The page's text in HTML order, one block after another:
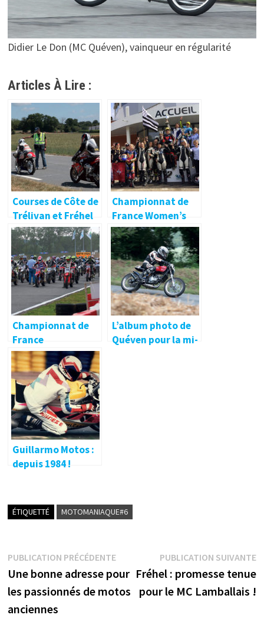
Didier Le Don (MC Quéven), vainqueur en régularité
Articles À Lire :
Courses de Côte de
Trélivan et Fréhel
Championnat de
France Women’s
Cup : le titre en 600
pour Anne-Louise
Floury !
Championnat de
France
Supermotard à
Lohéac
L’album photo de
Quéven pour la mi-
Guillarmo Motos :
depuis 1984 !
ÉTIQUETTÉ MOTOMANIAQUE#6
Navigation
de
l’article
PUBLICATION PRÉCÉDENTEPublication
précédente :
Une bonne adresse pour
les passionnés de motos
anciennes
PUBLICATION SUIVANTE
Fréhel : promesse tenue
pour le MC Lamballais !